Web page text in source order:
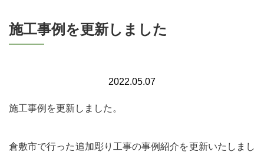
施工事例を更新しました
2022.05.07
施工事例を更新しました。
倉敷市で行った追加彫り工事の事例紹介を更新いたしまし